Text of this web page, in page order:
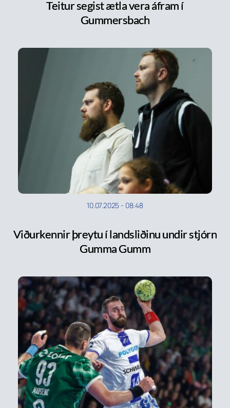
Teitur segist ætla vera áfram í
Gummersbach
10.07.2025 - 08:48
Viðurkennir þreytu í landsliðinu undir stjórn
Gumma Gumm